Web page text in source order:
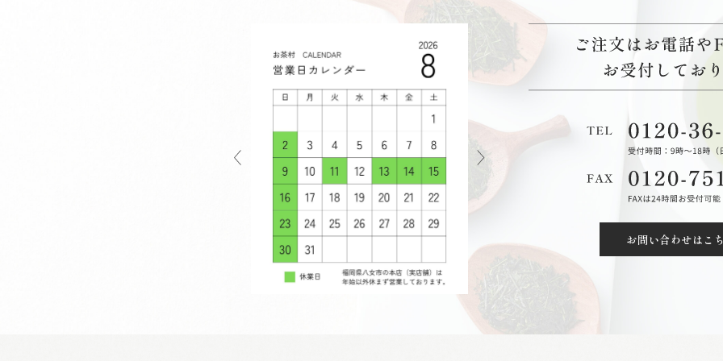
お問い合わせはこ